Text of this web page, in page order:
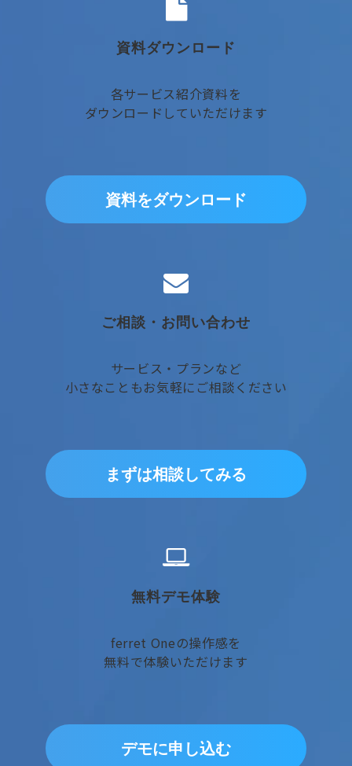
資料ダウンロード
各サービス紹介資料を
ダウンロードしていただけます
資料をダウンロード
ご相談・お問い合わせ
サービス・プランなど
小さなこともお気軽にご相談ください
まずは相談してみる
無料デモ体験
ferret Oneの操作感を
無料で体験いただけます
デモに申し込む